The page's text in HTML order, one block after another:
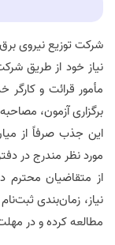
شرکت توزیع نیروی
نیاز خود از طریق
مأمور قرائت و
برگزاری آزمون،
این جذب صرفاً از
مورد نظر مندرج در
از متقاضیان محترم
نیاز، زمان‌بندی
مطالعه کرده و در